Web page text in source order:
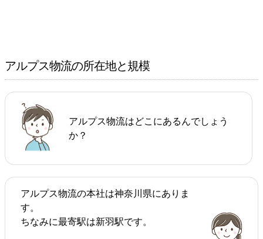
アルプス物流の所在地と規模
アルプス物流はどこにあるんでしょう
か？
アルプス物流の本社は神奈川県にありま
す。
ちなみに最寄駅は新羽駅です。